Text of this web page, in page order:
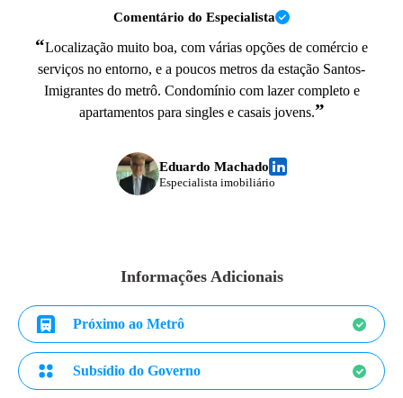
Comentário do Especialista
“Localização muito boa, com várias opções de comércio e
serviços no entorno, e a poucos metros da estação Santos-
Imigrantes do metrô. Condomínio com lazer completo e
apartamentos para singles e casais jovens.”
Eduardo Machado
Especialista imobiliário
Informações Adicionais
Próximo ao Metrô
Subsídio do Governo